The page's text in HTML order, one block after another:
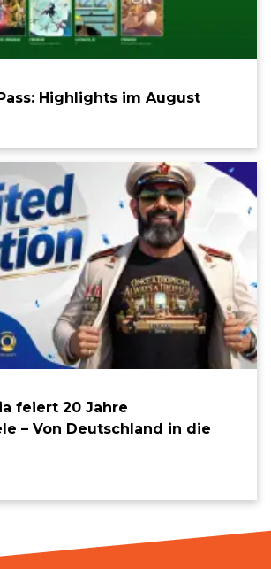
Highlights im August
feiert 20 Jahre
– Von Deutschland in die